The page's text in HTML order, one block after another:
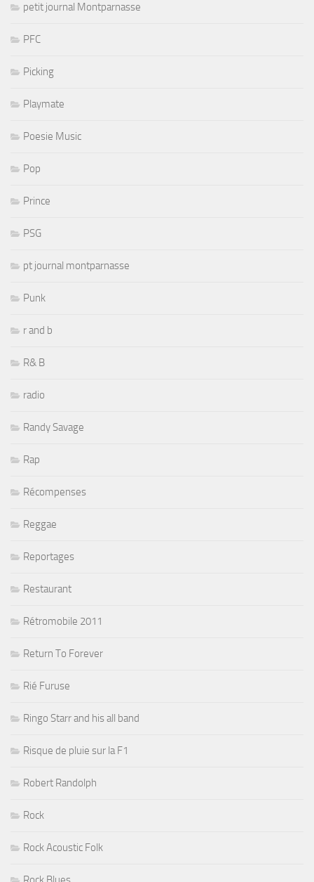
petit journal Montparnasse
PFC
Picking
Playmate
Poesie Music
Pop
Prince
PSG
pt journal montparnasse
Punk
r and b
R& B
radio
Randy Savage
Rap
Récompenses
Reggae
Reportages
Restaurant
Rétromobile 2011
Return To Forever
Rié Furuse
Ringo Starr and his all band
Risque de pluie sur la F1
Robert Randolph
Rock
Rock Acoustic Folk